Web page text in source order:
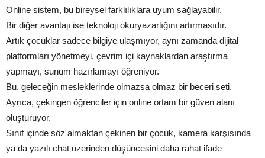
Online sistem, bu bireysel farklılıklara uyum sağlayabilir.
Bir diğer avantajı ise teknoloji okuryazarlığını artırmasıdır.
Artık çocuklar sadece bilgiye ulaşmıyor, aynı zamanda dijital
platformları yönetmeyi, çevrim içi kaynaklardan araştırma
yapmayı, sunum hazırlamayı öğreniyor.
Bu, geleceğin mesleklerinde olmazsa olmaz bir beceri seti.
Ayrıca, çekingen öğrenciler için online ortam bir güven alanı
oluşturuyor.
Sınıf içinde söz almaktan çekinen bir çocuk, kamera karşısında
ya da yazılı chat üzerinden düşüncesini daha rahat ifade